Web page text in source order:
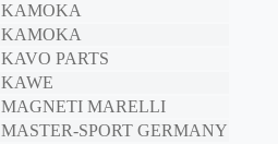
KAMOKA
KAMOKA
KAVO PARTS
KAWE
MAGNETI MARELLI
MASTER-SPORT GERMANY